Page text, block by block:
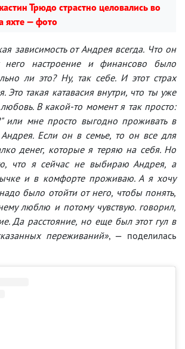
Трюдо страстно целовались во
яхте — фото
зависимость от Андрея всегда. Что он
него настроение и финансово было
ли это? Ну, так себе. И этот страх
Это такая катавасия внутри, что ты уже
В какой-то момент я так просто:
или мне просто выгодно проживать в
Если он в семье, то он все для
денег, которые я теряю на себя. Но
что я сейчас не выбираю Андрея, а
и в комфорте проживаю. А я хочу
было отойти от него, чтобы понять,
люблю и потому чувствую. говорил,
Да расстояние, но еще был этот гул в
переживаний», — поделилась